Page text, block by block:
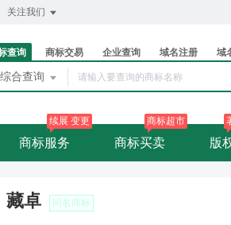
关注我们
查询 商标交易 企业查询 域名注册 域
综合查询
商标服务
续展 变更
商标买卖
商标超市
版
藏卓 同名商标